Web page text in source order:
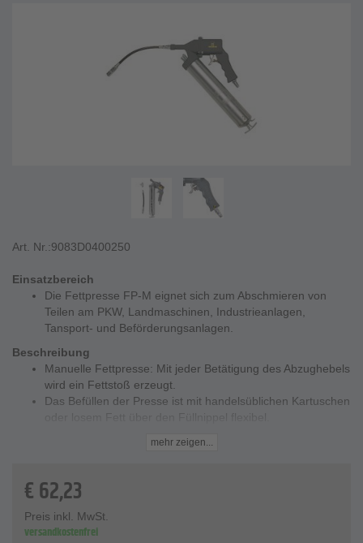
Art. Nr.:9083D0400250
Einsatzbereich
Die Fettpresse FP-M eignet sich zum Abschmieren von
Teilen am PKW, Landmaschinen, Industrieanlagen,
Tansport- und Beförderungsanlagen.
Beschreibung
Manuelle Fettpresse: Mit jeder Betätigung des Abzughebels
wird ein Fettstoß erzeugt.
Das Befüllen der Presse ist mit handelsüblichen Kartuschen
Haltesystem gegeben.
komfortables Entlüften mit zwei Entlüftungsventilen.
Komfortables Arbeiten wird durch Druckübersetzung 1:40
beim Befüllen ermöglicht. 6 bar Eingangsdruck erzeugen
240 bar Druck am Hydrauliknippel.
mehr zeigen...
€62,23
Preis inkl. MwSt.
versandkostenfrei